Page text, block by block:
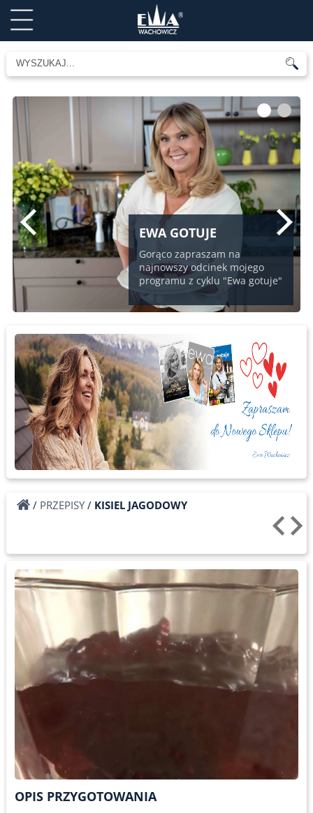
EWA GOTUJE
Gorąco zapraszam na
najnowszy odcinek mojego
programu z cyklu "Ewa gotuje"
1 2
/ PRZEPISY/ KISIEL JAGODOWY
OPIS PRZYGOTOWANIA